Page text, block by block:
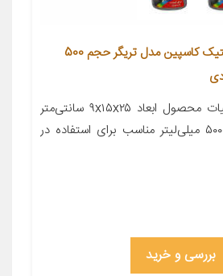
اسپری براق کننده لاستیک کاسپین مدل تریگر حجم 500
معرفی محصول جزئیات محصول ابعاد ۹x۱۵x۲۵ سانتی‌متر
وزن ۵۰۰ گرم حجم ۵۰۰ میلی‌لیتر مناسب برای استفاده در
بررسی و خرید